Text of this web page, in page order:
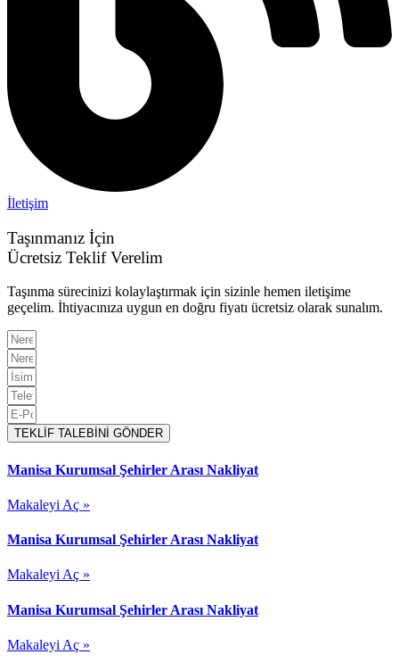
İletişim
Taşınmanız İçin
Ücretsiz Teklif Verelim
Taşınma sürecinizi kolaylaştırmak için sizinle hemen iletişime
geçelim. İhtiyacınıza uygun en doğru fiyatı ücretsiz olarak sunalım.
TEKLİF TALEBİNİ GÖNDER
Manisa Kurumsal Şehirler Arası Nakliyat
Makaleyi Aç »
Manisa Kurumsal Şehirler Arası Nakliyat
Makaleyi Aç »
Manisa Kurumsal Şehirler Arası Nakliyat
Makaleyi Aç »